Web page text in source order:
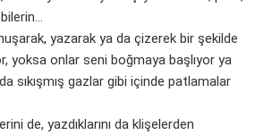
yazarak ya da çizerek bir şekilde
yoksa onlar seni boğmaya başlıyor ya
sıkışmış gazlar gibi içinde patlamalar
de, yazdıklarını da klişelerden